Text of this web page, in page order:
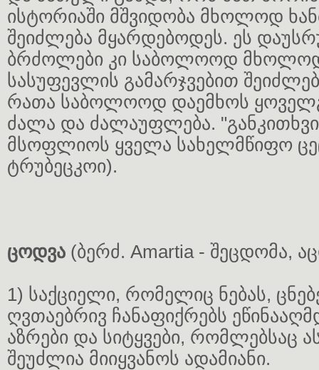
ისტორიაში მშვიდობა მხოლოდ
შეიძლება მყარდებოდეს. ეს
ბრძოლები კი საბოლოოდ
სასუფევლის გამარჯვებით
რათა საბოლოოდ დაემხოს
ძალა და ძალაუფლება.
მსოფლიოს ყველა სახელმწიფო
ტრუბეცკოი).
ცოდვა (ბერძ. Amartia - შეცდომა,
1) საქციელი, რომელიც ნებას,
ღვთაებრივ ჩანაფიქრებს
აზრები და სიტყვები, რომლებსაც
შეუძლია მიიყვანოს ადამიანი.